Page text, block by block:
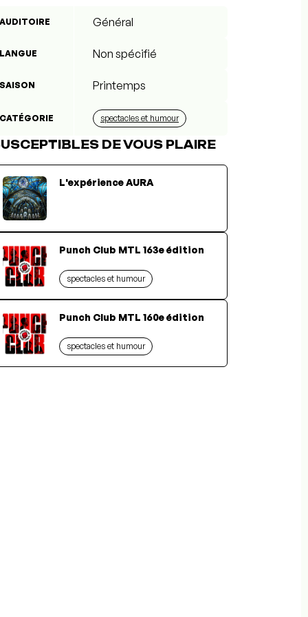
AUDITOIRE Général
LANGUE Non spécifié
SAISON Printemps
CATÉGORIE spectacles et humour
DE VOUS PLAIRE
L'expérience AURA
Punch Club MTL 163e édition
spectacles et humour
Punch Club MTL 160e édition
spectacles et humour